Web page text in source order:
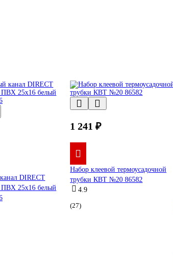
DIRECT
25x16 белый
1 241 ₽
Набор клеевой термоусадочной
трубки КВТ №20 86582
4.9
(27)